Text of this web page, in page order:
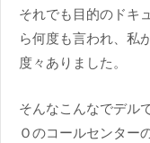
それでも目的のドキ
ら何度も言われ、私
度々ありました。
そんなこんなでデル
Ｏのコールセンター